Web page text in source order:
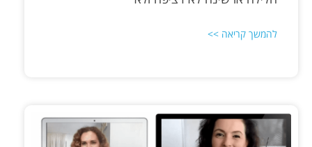
להמשך קריאה >>